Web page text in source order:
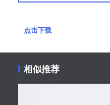
点击下载
相似推荐